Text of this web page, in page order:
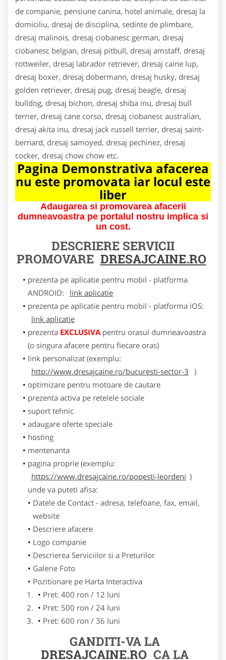
de companie, pensiune canina, hotel animale, dresaj la
domiciliu, dresaj de disciplina, sedinte de plimbare,
dresaj malinois, dresaj ciobanesc german, dresaj
ciobanesc belgian, dresaj pitbull, dresaj amstaff, dresaj
rottweiler, dresaj labrador retriever, dresaj caine lup,
dresaj boxer, dresaj dobermann, dresaj husky, dresaj
golden retriever, dresaj pug, dresaj beagle, dresaj
bulldog, dresaj bichon, dresaj shiba inu, dresaj bull
terrier, dresaj cane corso, dresaj ciobanesc australian,
dresaj akita inu, dresaj jack russell terrier, dresaj saint-
bernard, dresaj samoyed, dresaj pechinez, dresaj
cocker, dresaj chow chow etc.
Pagina Demonstrativa afacerea
nu este promovata iar locul este
liber
Adaugarea si promovarea afacerii
dumneavoastra pe portalul nostru implica si
un cost.
DESCRIERE SERVICII
PROMOVARE DRESAJCAINE.RO
prezenta pe aplicatie pentru mobil - platforma
ANDROID:
link aplicatie
prezenta pe aplicatie pentru mobil - platforma iOS:
link aplicatie
prezenta EXCLUSIVApentru orasul dumneavoastra
(o singura afacere pentru fiecare oras)
link personalizat (exemplu:
http://www.dresajcaine.ro/bucuresti-sector-3 )
optimizare pentru motoare de cautare
prezenta activa pe retelele sociale
suport tehnic
adaugare oferte speciale
hosting
mentenanta
pagina proprie (exemplu:
https://www.dresajcaine.ro/popesti-leordeni )
unde va puteti afisa:
Datele de Contact - adresa, telefoane, fax, email,
website
Descriere afacere
Logo companie
Descrierea Serviciilor si a Preturilor
Galerie Foto
Pozitionare pe Harta Interactiva
Pret: 400 ron / 12 luni
Pret: 500 ron / 24 luni
Pret: 600 ron / 36 luni
GANDITI-VA LA
DRESAJCAINE.RO CA LA